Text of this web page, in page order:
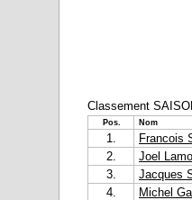
Classement
Pos. Nom
1.
Francois
2.
Joel
3.
Jacques
4.
Michel